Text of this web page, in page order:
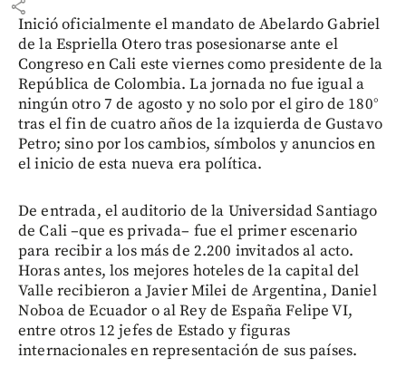
share
Inició oficialmente el mandato de Abelardo Gabriel
de la Espriella Otero tras posesionarse ante el
Congreso en Cali este viernes como presidente de la
República de Colombia. La jornada no fue igual a
ningún otro 7 de agosto y no solo por el giro de 180°
tras el fin de cuatro años de la izquierda de Gustavo
Petro; sino por los cambios, símbolos y anuncios en
el inicio de esta nueva era política.
De entrada, el auditorio de la Universidad Santiago
de Cali –que es privada– fue el primer escenario
para recibir a los más de 2.200 invitados al acto.
Horas antes, los mejores hoteles de la capital del
Valle recibieron a Javier Milei de Argentina, Daniel
Noboa de Ecuador o al Rey de España Felipe VI,
entre otros 12 jefes de Estado y figuras
internacionales en representación de sus países.